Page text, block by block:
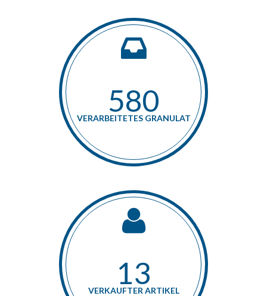
660
VERARBEITETES GRANULAT
15
VERKAUFTER ARTIKEL